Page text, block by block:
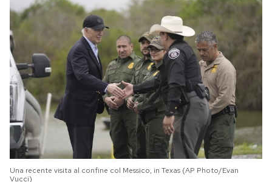
Una recente visita al confine col Messico, in Texas (AP Photo/Evan
Vucci)